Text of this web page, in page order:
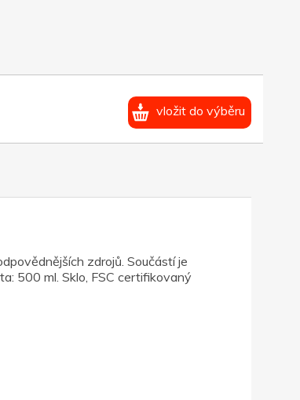
vložit do výběru
zdrojů. Součástí je
500 ml. Sklo, FSC certifikovaný